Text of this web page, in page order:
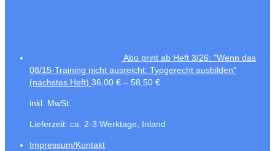
Abo print ab Heft 3/26: "Wenn das
08/15-Training nicht ausreicht: Typgerecht ausbilden"
(nächstes Heft) 36,00 € – 58,50 €
inkl. MwSt.
Lieferzeit: ca. 2-3 Werktage, Inland
Impressum/Kontakt